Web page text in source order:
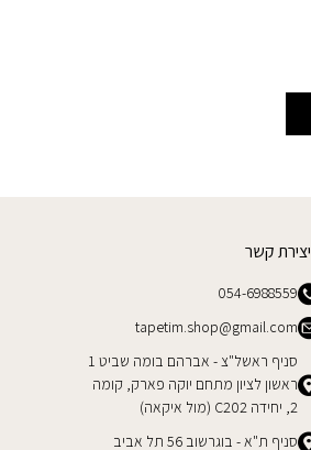
יצירת קשר
054-6988559
tapetim.shop@gmail.com
סניף ראשל"צ - אברהם בומה שביט 1
ראשון לציון מתחם יוקה פארק, קומה
2, יחידה C202 (מול איקאה)
סניף ת"א - בוגרשוב 56 תל אביב